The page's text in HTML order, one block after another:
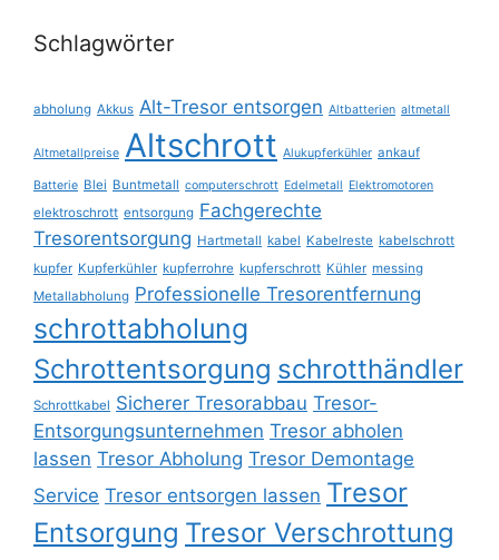
Schlagwörter
abholung Akkus Alt-Tresor entsorgen Altbatterien altmetall
Altmetallpreise Altschrott Alukupferkühler ankauf
Batterie Blei Buntmetall computerschrott Edelmetall Elektromotoren
elektroschrott entsorgung Fachgerechte
Tresorentsorgung Hartmetall kabel Kabelreste kabelschrott
kupfer Kupferkühler kupferrohre kupferschrott Kühler messing
Metallabholung Professionelle Tresorentfernung
schrottabholung
Schrottentsorgung schrotthändler
Schrottkabel Sicherer Tresorabbau Tresor-
Entsorgungsunternehmen Tresor abholen
lassen Tresor Abholung Tresor Demontage
Service Tresor entsorgen lassen Tresor
Entsorgung Tresor Verschrottung